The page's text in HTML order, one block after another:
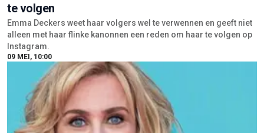
te volgen
Emma Deckers weet haar volgers wel te verwennen en geeft niet
alleen met haar flinke kanonnen een reden om haar te volgen op
Instagram.
09 MEI, 10:00